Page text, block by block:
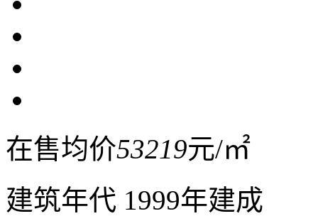
在售均价53219元/㎡
建筑年代 1999年建成